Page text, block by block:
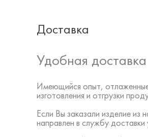
Доставка
Удобная
Имеющийся опыт, отлаженные
изготовления и отгрузки
Если Вы заказали изделие
направлен в службу